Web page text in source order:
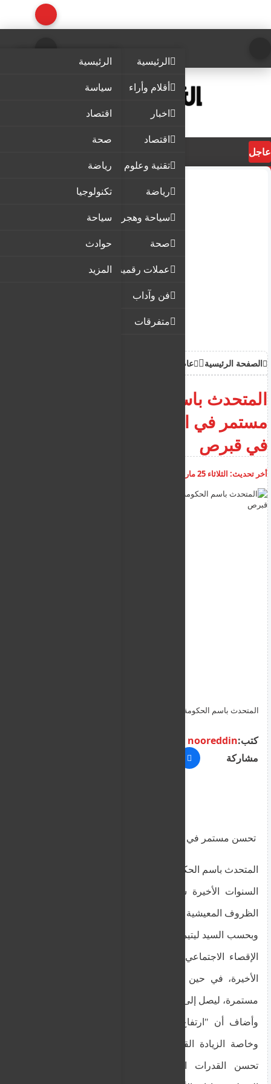
الرئيسية
أقلام وأراء
اخبار
اقتصاد
تقنية وعلوم
رياضة
سياحة وهجرة
صحة
عملات رقمية
فن وآداب
متفرقات
الرئيسية
سياسة
اقتصاد
صحة
رياضة
تكنولوجيا
سياحة
حوادث
المزيد
عاجل
الصفحة الرئيسية عام
المتحدث باسم الحكومة : تحسن
مستمر في الظروف المعيشية
في قبرص
أخر تحديث: الثلاثاء 25 مارس 2025
كتب:nooreddin
مشاركة
تحسن مستمر في الظروف المعيشية في قبرص
المتحدث باسم الحكومة كونستانتينوس
السنوات الأخيرة شهدت تحسنًا واضحًا ومطردًا في
الظروف المعيشية للمواطنين في قبرص.
وبحسب السيد ليتيمبيوتيس، فإن "معدل خطر الفقر أو
الإقصاء الاجتماعي انخفض بشكل كبير في السنوات
الأخيرة، في حين أظهر متوسط ​​الدخل المتاح زيادة
مستمرة، ليصل إلى مستويات مرتفعة تاريخيا".
وأضاف أن "ارتفاع متوسط ​​الدخل المكافئ المتاح،
وخاصة الزيادة القوية في العامين الأخيرين، يعكس
تحسن القدرات المالية للأسر وفعالية الإجراءات